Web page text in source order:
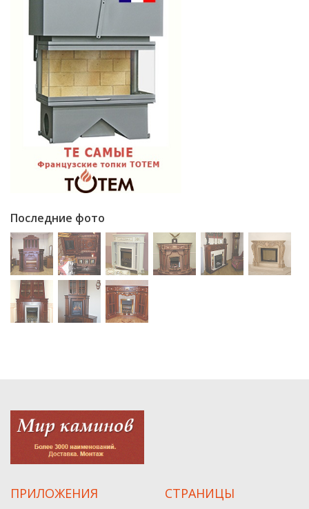
Последние фото
ПРИЛОЖЕНИЯ СТРАНИЦЫ